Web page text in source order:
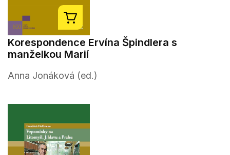
Korespondence Ervína Špindlera s
manželkou Marií
Anna Jonáková (ed.)